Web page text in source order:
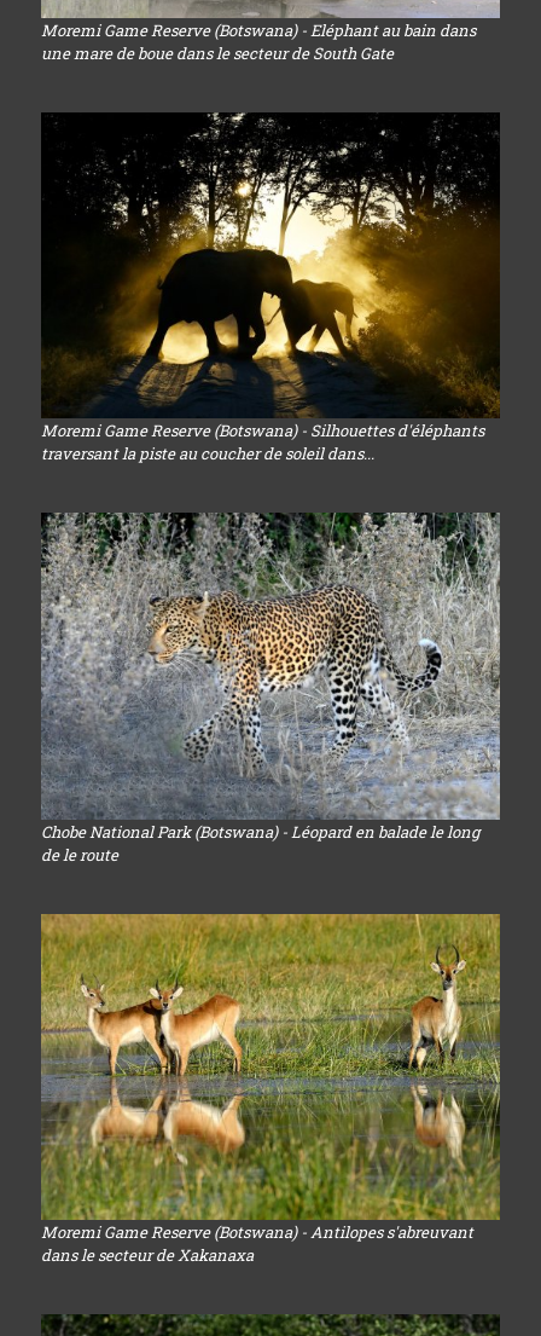
Moremi Game Reserve (Botswana) - Eléphant au bain dans
une mare de boue dans le secteur de South Gate
Moremi Game Reserve (Botswana) - Silhouettes d'éléphants
traversant la piste au coucher de soleil dans...
Chobe National Park (Botswana) - Léopard en balade le long
de le route
Moremi Game Reserve (Botswana) - Antilopes s'abreuvant
dans le secteur de Xakanaxa